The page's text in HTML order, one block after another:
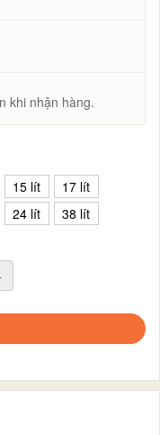
khi nhận hàng.
15 lít
17 lít
24 lít
38 lít